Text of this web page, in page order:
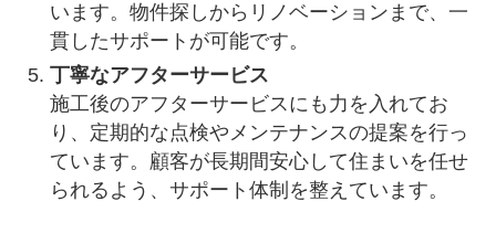
います。物件探しからリノベーションまで、一
貫したサポートが可能です。
丁寧なアフターサービス
施工後のアフターサービスにも力を入れてお
り、定期的な点検やメンテナンスの提案を行っ
ています。顧客が長期間安心して住まいを任せ
られるよう、サポート体制を整えています。